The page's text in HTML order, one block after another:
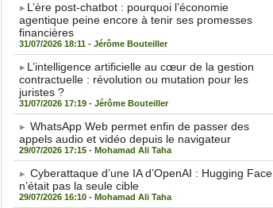
​L’ère post-chatbot : pourquoi l’économie
agentique peine encore à tenir ses promesses
financières
31/07/2026 18:11 - Jérôme Bouteiller
​L’intelligence artificielle au cœur de la gestion
contractuelle : révolution ou mutation pour les
juristes ?
31/07/2026 17:19 - Jérôme Bouteiller
WhatsApp Web permet enfin de passer des
appels audio et vidéo depuis le navigateur
29/07/2026 17:15 - Mohamad Ali Taha
Cyberattaque d’une IA d’OpenAI : Hugging Face
n’était pas la seule cible
29/07/2026 16:10 - Mohamad Ali Taha